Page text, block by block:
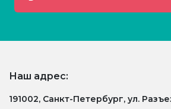
Наш адрес:
191002, Санкт-Петербург, ул.